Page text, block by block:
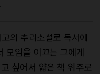
의 추리소설로 독서에
모임을 이끄는 그에게
싶어서 얇은 책 위주로